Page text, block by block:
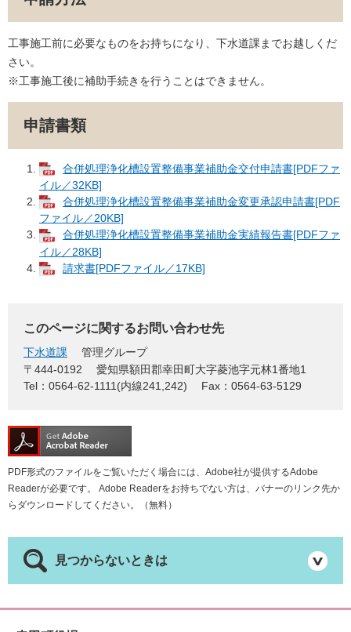
工事施工前に必要なものをお持ちになり、下水道課までお越しくだ
さい。
※工事施工後に補助手続きを行うことはできません。
申請書類
合併処理浄化槽設置整備事業補助金交付申請書[PDFファ
イル／32KB]
合併処理浄化槽設置整備事業補助金変更承認申請書[PDF
ファイル／20KB]
合併処理浄化槽設置整備事業補助金実績報告書[PDFファ
イル／28KB]
請求書[PDFファイル／17KB]
このページに関するお問い合わせ先
下水道課
管理グループ
〒444-0192
愛知県額田郡幸田町大字菱池字元林1番地1
Tel：0564-62-1111(内線241,242)
Fax：0564-63-5129
PDF形式のファイルをご覧いただく場合には、Adobe社が提供するAdobe
Readerが必要です。
Adobe Readerをお持ちでない方は、バナーのリンク先か
らダウンロードしてください。（無料）
見つからないときは